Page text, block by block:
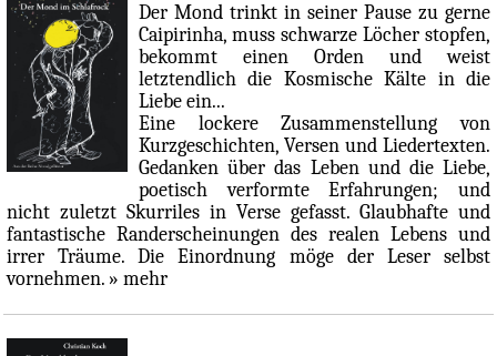
Der Mond trinkt in seiner Pause zu gerne
Caipirinha, muss schwarze Löcher stopfen,
bekommt einen Orden und weist
letztendlich die Kosmische Kälte in die
Liebe ein...
Eine lockere Zusammenstellung von
Kurzgeschichten, Versen und Liedertexten.
Gedanken über das Leben und die Liebe,
poetisch verformte Erfahrungen; und
nicht zuletzt Skurriles in Verse gefasst. Glaubhafte und
fantastische Randerscheinungen des realen Lebens und
irrer Träume. Die Einordnung möge der Leser selbst
vornehmen. » mehr